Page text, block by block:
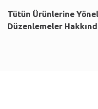
Tütün Ürünlerine
Düzenlemeler